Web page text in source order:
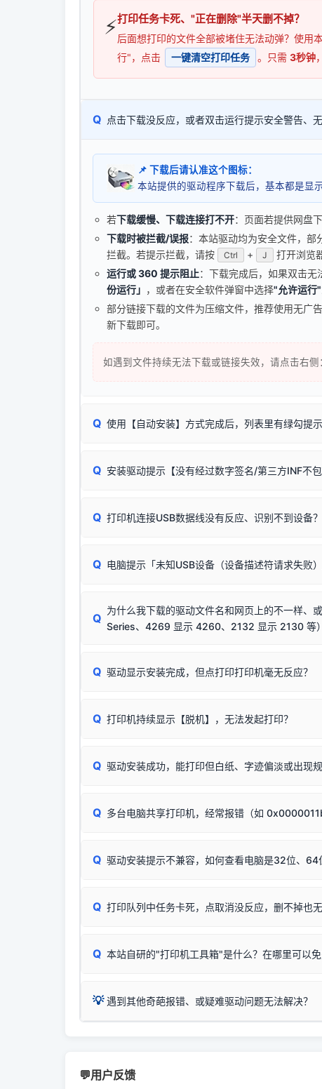
⚡打印任务卡死、"正在删除"半天删不掉？
后面想打印的文件全部被堵住无法动弹？使用
行"，点击
一键清空打印任务 。只需 3秒钟
Q 点击下载没反应，或者双击运行提示安全警告、无
📌 下载后请认准这个图标：
本站提供的驱动程序下载后，基本都是显
若下载缓慢、下载连接打不开：页面若提供网盘
下载时被拦截/误报：本站驱动均为安全文件，
拦截。若提示拦截，请按
Ctrl + J 打开浏览
运行或 360 提示阻止：下载完成后，如果双击
份运行」 ，或者在安全软件弹窗中选择"允许运行"
部分链接下载的文件为压缩文件，推荐使用无广
新下载即可。
如遇到文件持续无法下载或链接失效，请点击右侧
Q 使用【自动安装】方式完成后，列表里有绿勾提
由于本站驱动包集成了32位和64位驱动，自动安装
✔ 可以使用了 ：代
结论：只要窗口里出现
Q 安装驱动提示【没有经过数字签名/第三方INF不
🛡️ 本站驱动均经过严格签名。但由于微软系统安全
该报错是因为老款打印机官方使用的是旧版签名，
（提醒：此方式仅在安装老款驱动时临时开启，日常正
Q 打印机连接USB数据线没有反应、识别不到设备？
首先确认打印机电源已开启，USB数据线两端已
排除线材松动后，可尝试更换一条USB数据线，
Q 电脑提示「未知USB设备（设备描述符请求失败
将USB数据线两端全部拔下，重新插紧；
台式电脑请务必插在机箱后置USB插口，切勿使
尝试更换一条带双磁环屏蔽的优质打印线，劣质
Q
为什么我下载的驱动文件名和网页上的不一样、
Series、4269 显示 4260、2132 显示 2130 等）
这是打印机行业普遍采用的**官方命名规则**。因
为了提高开发和维护效率，官方只会为该系列发布
📌 行业常见典型例子（它们共用同一个官方驱动
：HP Smart Tank 511、515、516、518等属
：Epson L4266、L4268、L4269等属于同
：Canon G3820、G3821、G3860等属于同
咱几乎每天都在远程帮网友安装各种打印机驱动。本
Q 驱动显示安装完成，但点打印打印机毫无反应？
观察打印机指示灯： 🟢 绿灯常亮 通常代表机器
进行简易复印测试（限一体机）：掀开扫描仪盖
❌ 复印无反应/打印白纸 = 打印机本身存在硬件
Q 打印机持续显示【脱机】，无法发起打印？
进入系统打印队列，点击顶部「打印机」菜单，
完整图文修复指导：打印机显示脱机一键修复教程
Q 驱动安装成功，能打印但白纸、字迹偏淡或出现规
机身自检或复印同样不正常：激光机可能碳粉耗
Q 多台电脑共享打印机，经常报错（如
✅ 建议首先自查：打印机本身是否支持WiFi/无
检查操作面板上是否有类似无线/WiFi的图标或按
若打印机本身带有网口/WiFi，请直接将其配置为网
（备选方案）通过"网络打印共享器"硬件可直接将传统
Q 驱动安装提示不兼容，如何查看电脑是32位、64
系统位数与架构类
观、快速地查看到
⚠️ ARM架构笔记本提醒：若您的电脑是搭载骁龙
X86/X64 驱动将无法兼容，必须联系官方寻求专门
Q 打印队列中任务卡死，点取消没反应，删不掉也无
进入左侧「安装维护
在系统工具模块下
Q 本站自研的"打印机工具箱"是什么？在哪里可以免
一键重启打印服务，清除各种顽固卡死、无法删除
智能扫描并查看打印机当前的真实硬件端口；
💡 遇到其他奇葩报错、或疑难驱动问题无法解决？
💬用户反馈